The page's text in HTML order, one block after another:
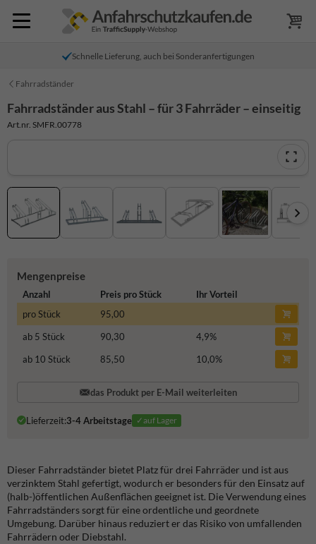
Schnelle Lieferung, auch bei Sonderanfertigungen
Fahrradständer
Fahrradständer aus Stahl – für 3 Fahrräder – einseitig
Art.nr. SMFR.00778
Mengenpreise
Anzahl Preis pro Stück
Ihr Vorteil
pro Stück
95,00
ab 5 Stück
90,30 4,9%
ab 10 Stück
85,50 10,0%
das Produkt per E-Mail weiterleiten
Lieferzeit:3-4 Arbeitstage ✓auf Lager
Dieser Fahrradständer bietet Platz für drei Fahrräder und ist aus
verzinktem Stahl gefertigt, wodurch er besonders für den Einsatz auf
(halb-)öffentlichen Außenflächen geeignet ist. Die Verwendung eines
Fahrradständers sorgt für eine ordentliche und geordnete
Umgebung. Darüber hinaus reduziert er das Risiko von umfallenden
Fahrrädern oder Diebstahl.